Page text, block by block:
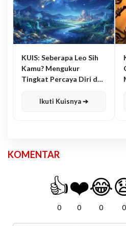
KUIS: Seberapa Leo Sih
Kamu? Mengukur
Tingkat Percaya Diri dan
Ikuti Kuisnya ➔
KOMENTAR
👍
0
❤️
0
😂
0 0